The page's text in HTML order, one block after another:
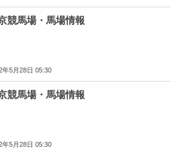
競馬場・馬場情報
年5月28日 05:30
競馬場・馬場情報
年5月28日 05:30